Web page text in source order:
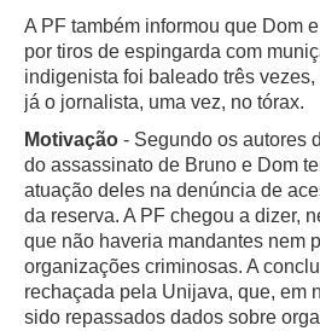
A PF também informou que Dom
por tiros de espingarda com
indigenista foi baleado três
já o jornalista, uma vez, no tórax.
Motivação - Segundo os autores
do assassinato de Bruno e Dom
atuação deles na denúncia de
da reserva. A PF chegou a dizer,
que não haveria mandantes nem
organizações criminosas. A
rechaçada pela Unijava, que, em
sido repassados dados sobre